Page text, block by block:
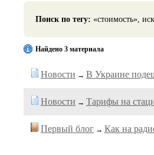
Поиск по тегу: «стоимость»,
Найдено 3 материала
Новости → В Украине
Новости → Тарифы на
Первый блог → Как на